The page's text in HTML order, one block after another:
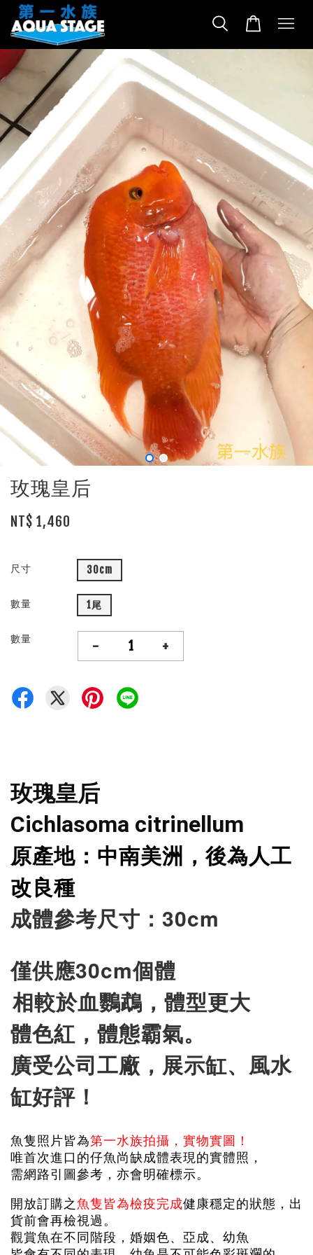
玫瑰皇后
NT$ 1,460
尺寸 30cm
數量 1尾
數量 - +
玫瑰皇后
Cichlasoma citrinellum
原產地：中南美洲，後為人工
改良種
成體參考尺寸：30cm
僅供應30cm個體
相較於血鸚鵡，體型更大
體色紅，體態霸氣。
廣受公司工廠，展示缸、風水
缸好評！
魚隻照片皆為第一水族拍攝，實物實圖！
唯首次進口的仔魚尚缺成體表現的實體照，
需網路引圖參考，亦會明確標示。
開放訂購之 魚隻皆為檢疫完成健康穩定的狀態，出
貨前會再檢視過。
觀賞魚在不同階段，婚姻色、亞成、幼魚